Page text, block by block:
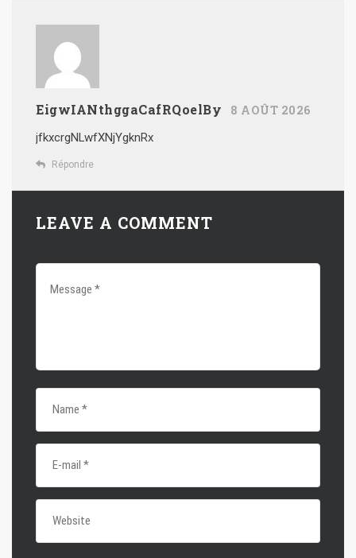
EigwIANthggaCafRQoelBy 8 AOÛT 2026
jfkxcrgNLwfXNjYgknRx
Répondre
LEAVE A COMMENT